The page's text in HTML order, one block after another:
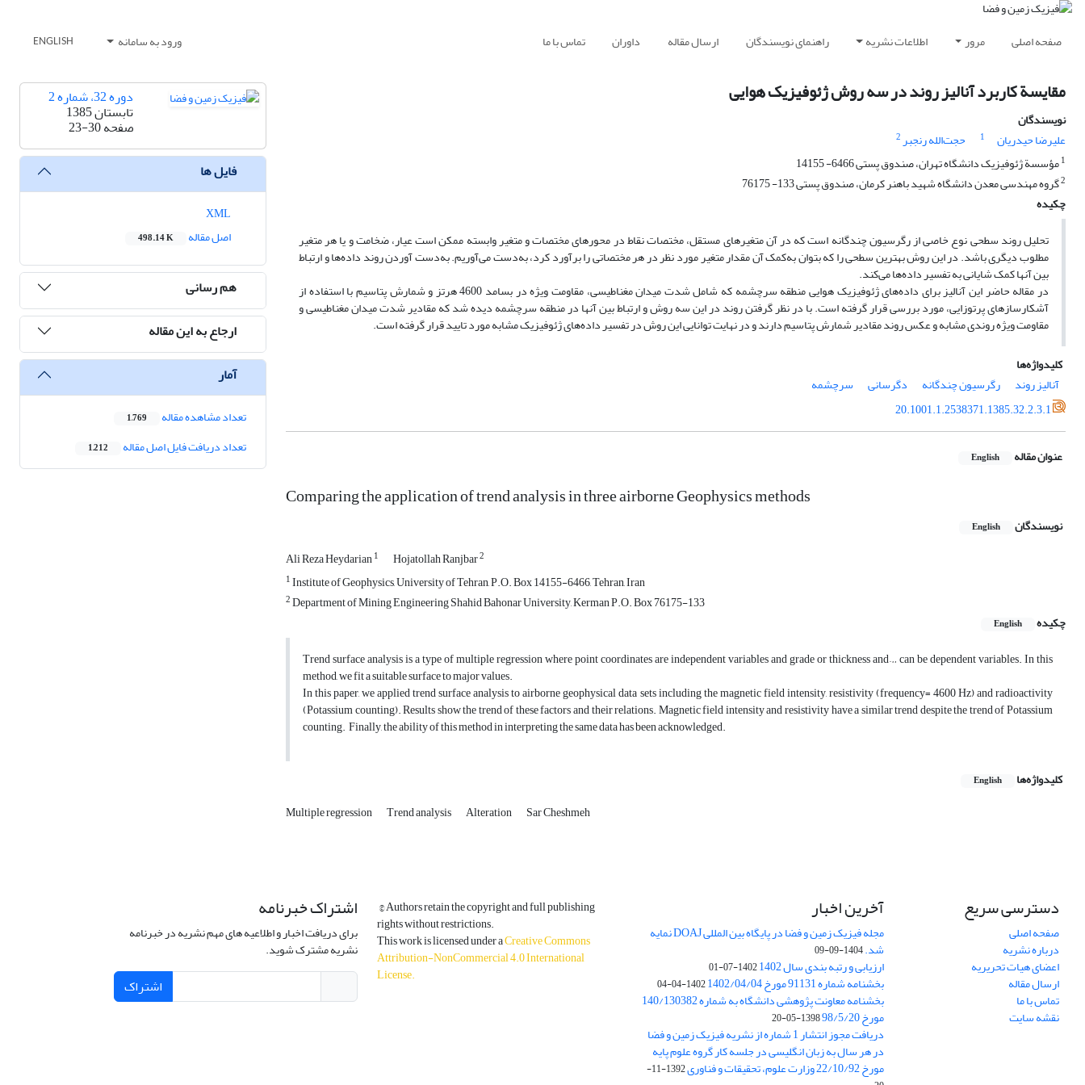
صفحه اصلی مرور اطلاعات نشریه راهنمای نویسندگان ارسال مقاله داوران تماس با ما ورود به سامانه ENGLISH
مقایسة کاربرد آنالیز روند در سه روش ژئوفیزیک هوایی
نویسندگان
علیرضا حیدریان
1 حجت‌الله رنجبر2
1مؤسسة ژئوفیزیک دانشگاه تهران، صندوق پستی 6466- 14155
2گروه مهندسی معدن دانشگاه شهید باهنر کرمان، صندوق پستی 133- 76175
چکیده
تحلیل روند سطحی نوع خاصی از رگرسیون چندگانه است که در آن متغیرهای مستقل، مختصات نقاط در محورهای مختصات و متغیر وابسته ممکن است عیار، ضخامت و یا هر متغیر
مطلوب دیگری باشد. در این روش بهترین سطحی را که بتوان به‌کمک آن مقدار متغیر مورد نظر در هر مختصاتی را برآورد کرد، به‌دست می‌آوریم. به‌دست آوردن روند داده‌ها و ارتباط
بین آنها کمک شایانی به تفسیر داده‌ها می‌کند.
در مقاله حاضر این آنالیز برای داده‌های ژئوفیزیک هوایی منطقه سرچشمه که شامل شدت میدان مغناطیسی، مقاومت ویژه در بسامد 4600 هرتز و شمارش پتاسیم با استفاده از
آشکارسازهای پرتوزایی، مورد بررسی قرار گرفته است. با در نظر گرفتن روند در این سه روش و ارتباط بین آنها در منطقه سرچشمه دیده شد که مقادیر شدت میدان مغناطیسی و
مقاومت ویژه روندی مشابه و عکس روند مقادیر شمارش پتاسیم دارند و در نهایت توانایی این روش در تفسیر داده‌های ژئوفیزیک مشابه مورد تایید قرار گرفته است.
کلیدواژه‌ها
آنالیز روند
رگرسیون چندگانه دگرسانی
سرچشمه
20.1001.1.2538371.1385.32.2.3.1
عنوان مقاله English
Comparing the application of trend analysis in three airborne Geophysics methods
نویسندگان English
Ali Reza Heydarian1 Hojatollah Ranjbar2
1Institute of Geophysics, University of Tehran, P.O. Box 14155-6466, Tehran, Iran
2Department of Mining Engineering Shahid Bahonar University, Kerman P.O. Box 76175-133
چکیده
English
Trend surface analysis is a type of multiple regression where point coordinates are independent variables and grade or thickness and… can be dependent variables. In this
method, we fit a suitable surface to major values.
In this paper, we applied trend surface analysis to airborne geophysical data sets including the magnetic field intensity, resistivity (frequency= 4600 Hz) and radioactivity
(Potassium counting). Results show the trend of these factors and their relations. Magnetic field intensity and resistivity have a similar trend despite the trend of Potassium
counting. Finally, the ability of this method in interpreting the same data has been acknowledged.
کلیدواژه‌ها English
Multiple regression Trend analysis Alteration Sar Cheshmeh
دوره 32، شماره 2
تابستان 1385
صفحه23-30
فایل ها
اصل مقاله
498.14 K
هم رسانی
ارجاع به این مقاله
آمار
تعداد مشاهده مقاله 1,769
تعداد دریافت فایل اصل مقاله 1,212
دسترسی سریع
صفحه اصلی
درباره نشریه
اعضای هیات تحریریه
ارسال مقاله
تماس با ما
نقشه سایت
آخرین اخبار
مجله فیزیک زمین و فضا در پایگاه بین المللی DOAJ نمایه
شد.1404-09-09
ارزیابی و رتبه بندی سال 1402 1402-07-01
بخشنامه شماره 91131 مورخ 1402/04/04 1402-04-04
بخشنامه معاونت پژوهشی دانشگاه به شماره 140/130382
مورخ 98/5/20 1398-05-20
دریافت مجوز انتشار 1 شماره از نشریه فیزیک زمین و فضا
در هر سال به زبان انگلیسی در جلسه کار گروه علوم پایه
مورخ 22/10/92 وزارت علوم، تحقیقات و فناوری
1392-11-
© Authors retain the copyright and full publishing
rights without restrictions.
This work is licensed under aCreative Commons
Attribution-NonCommercial 4.0 International
License.
اشتراک خبرنامه
برای دریافت اخبار و اطلاعیه های مهم نشریه در خبرنامه
نشریه مشترک شوید.
اشتراک